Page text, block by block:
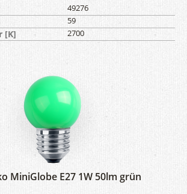
49276
59
[K] 2700
MiniGlobe E27 1W 50lm grün